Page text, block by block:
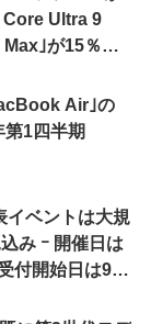
Core Ultra 9
｣が15％オ
Air｣の
第1四半期
ベントは大規
み ｰ 開催日は
付開始日は9月